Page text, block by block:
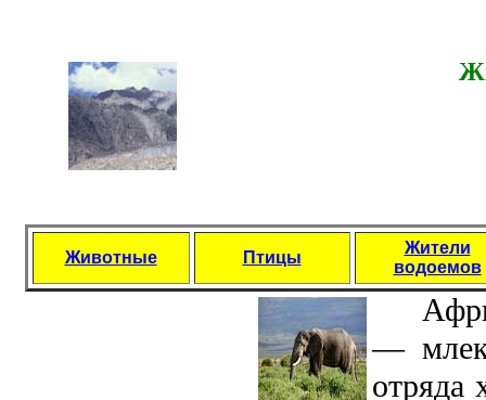
Животные Птицы
Жители
водоемов
—
отряда